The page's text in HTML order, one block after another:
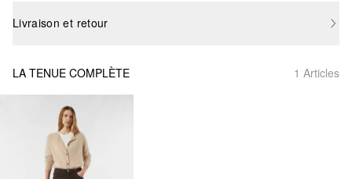
Livraison et retour
LA TENUE COMPLÈTE 1 Articles